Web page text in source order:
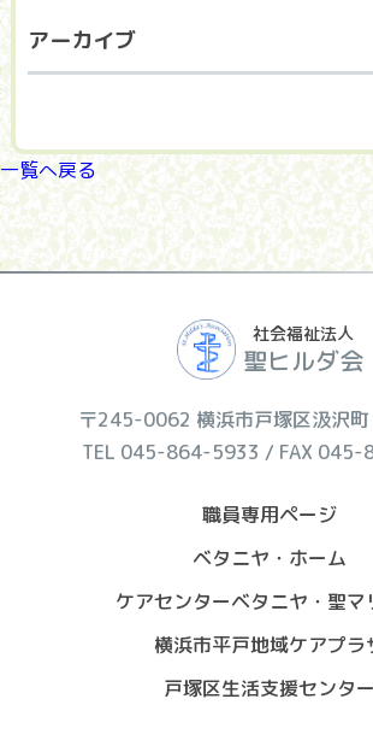
アーカイブ
一覧へ戻る
社会福祉法人
聖ヒルダ会
〒245-0062 横浜市戸塚区汲沢
TEL 045-864-5933 / FAX
職員専用ページ
ベタニヤ・ホーム
ケアセンターベタニヤ・聖マ
横浜市平戸地域ケアプラ
戸塚区生活支援センター